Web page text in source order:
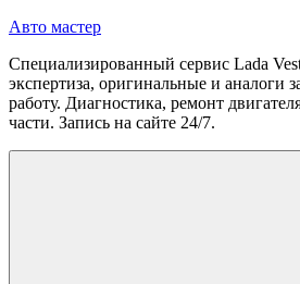
Перейти
содержимому
Авто мастер
Специализированный сервис Lada
экспертиза, оригинальные и аналоги
работу. Диагностика, ремонт
части. Запись на сайте 24/7.